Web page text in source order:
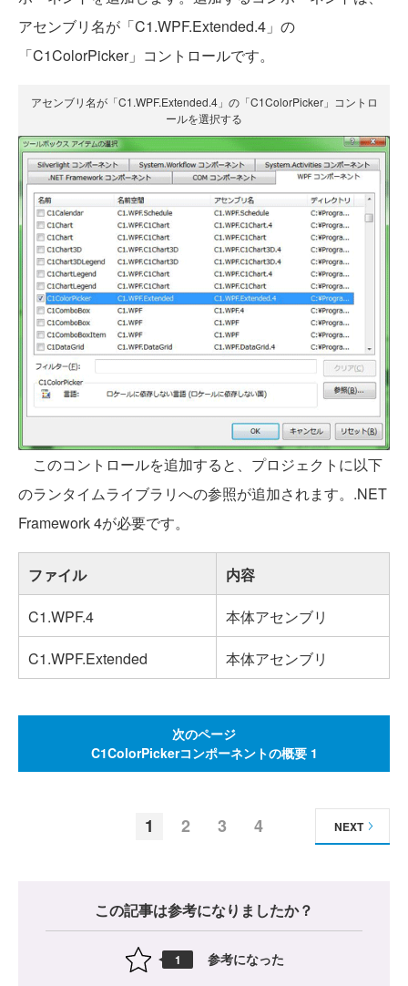
アセンブリ名が「C1.WPF.Extended.4」の
「C1ColorPicker」コントロールです。
アセンブリ名が「C1.WPF.Extended.4」の「C1ColorPicker」コントロ
ールを選択する
このコントロールを追加すると、プロジェクトに以下
のランタイムライブラリへの参照が追加されます。.NET
Framework 4が必要です。
ファイル
内容
C1.WPF.4
本体アセンブリ
C1.WPF.Extended
本体アセンブリ
次のページ
C1ColorPickerコンポーネントの概要 1
1 2 3 4 NEXT
この記事は参考になりましたか？
1 参考になった